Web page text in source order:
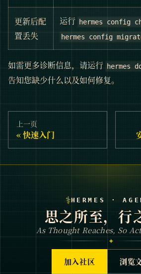
更新后配
置丢失
运行 hermes config
hermes config
如需更多诊断信息，请运行 hermes
告知您缺少什么以及如何修复。
上一页
快速入门
⚕HERMES ·
思之所至，行
As Thought Reaches, So
✦
加入社区 浏览